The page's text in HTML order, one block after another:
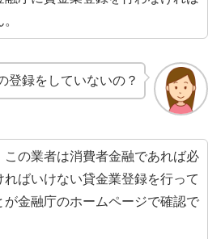
登録をしていないの？
この業者は消費者金融であれば必
ればいけない貸金業登録を行って
が金融庁のホームページで確認で